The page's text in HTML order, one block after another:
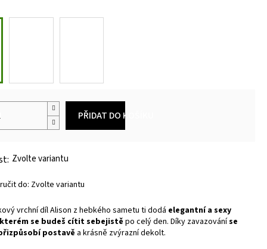
Zvolte variantu
do: Zvolte variantu
PŘIDAT DO KOŠÍKU
vrchní díl Alison z hebkého sametu ti dodá elegantní a sexy
se budeš cítit sebejistě po celý den. Díky zavazováníse
postavě a krásně zvýrazní dekolt.